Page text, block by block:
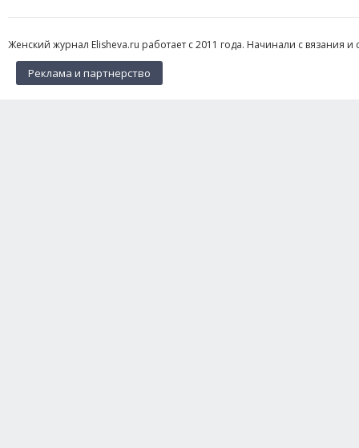
Женский журнал Elisheva.ru работает с 2011 года. Начинали с вязания
Реклама и партнерство